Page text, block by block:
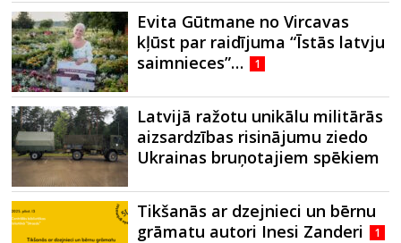
Evita Gūtmane no Vircavas
kļūst par raidījuma “Īstās latvju
saimnieces”…
1
Latvijā ražotu unikālu militārās
aizsardzības risinājumu ziedo
Ukrainas bruņotajiem spēkiem
Tikšanās ar dzejnieci un bērnu
grāmatu autori Inesi Zanderi
1